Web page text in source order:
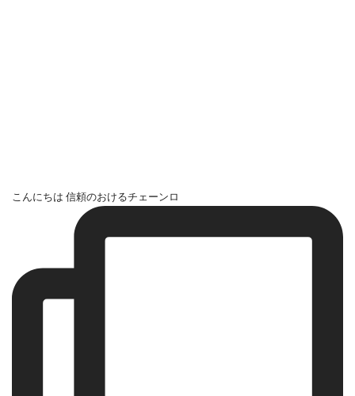
こんにちは 信頼のおけるチェーンロ